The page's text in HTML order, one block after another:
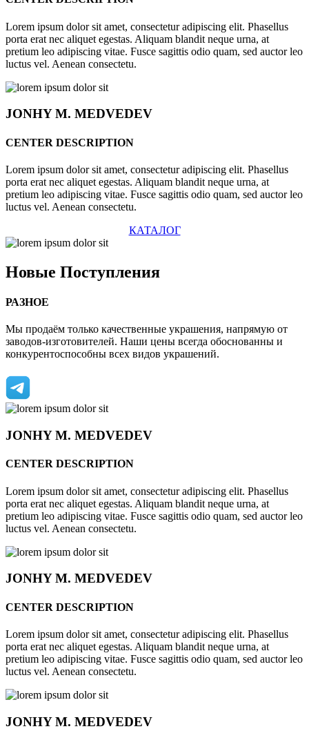
Lorem ipsum dolor sit amet, consectetur adipiscing elit. Phasellus
porta erat nec aliquet egestas. Aliquam blandit neque urna, at
pretium leo adipiscing vitae. Fusce sagittis odio quam, sed auctor leo
luctus vel. Aenean consectetu.
JONHYM. MEDVEDEV
CENTER DESCRIPTION
Lorem ipsum dolor sit amet, consectetur adipiscing elit. Phasellus
porta erat nec aliquet egestas. Aliquam blandit neque urna, at
pretium leo adipiscing vitae. Fusce sagittis odio quam, sed auctor leo
luctus vel. Aenean consectetu.
КАТАЛОГ
Новые Поступления
РАЗНОЕ
Мы продаём только качественные украшения, напрямую от
заводов-изготовителей. Наши цены всегда обоснованны и
конкурентоспособны всех видов украшений.
JONHYM. MEDVEDEV
CENTER DESCRIPTION
Lorem ipsum dolor sit amet, consectetur adipiscing elit. Phasellus
porta erat nec aliquet egestas. Aliquam blandit neque urna, at
pretium leo adipiscing vitae. Fusce sagittis odio quam, sed auctor leo
luctus vel. Aenean consectetu.
JONHYM. MEDVEDEV
CENTER DESCRIPTION
Lorem ipsum dolor sit amet, consectetur adipiscing elit. Phasellus
porta erat nec aliquet egestas. Aliquam blandit neque urna, at
pretium leo adipiscing vitae. Fusce sagittis odio quam, sed auctor leo
luctus vel. Aenean consectetu.
JONHYM. MEDVEDEV